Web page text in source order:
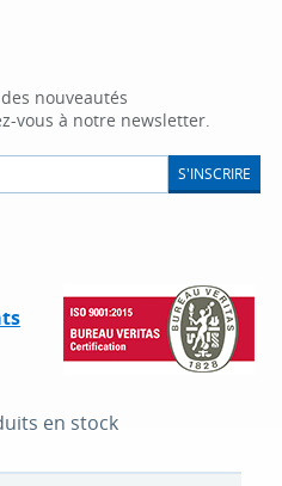
nouveautés
vous à notre newsletter.
S'INSCRIRE
en stock